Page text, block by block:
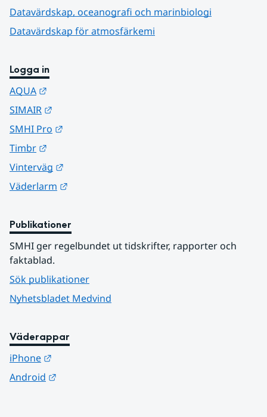
Datavärdskap, oceanografi och marinbiologi
Datavärdskap för atmosfärkemi
Logga in
AQUA
SIMAIR
SMHI Pro
Timbr
Vinterväg
Väderlarm
Publikationer
SMHI ger regelbundet ut tidskrifter, rapporter och
faktablad.
Sök publikationer
Nyhetsbladet Medvind
Väderappar
iPhone
Android